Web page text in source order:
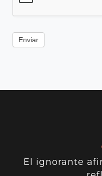
Enviar
El ignorante